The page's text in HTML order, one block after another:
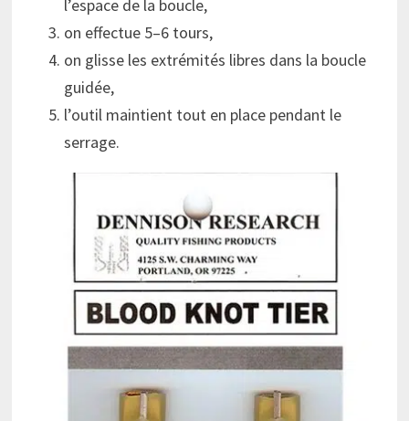
l’espace de la boucle,
on effectue 5–6 tours,
on glisse les extrémités libres dans la boucle
guidée,
l’outil maintient tout en place pendant le
serrage.